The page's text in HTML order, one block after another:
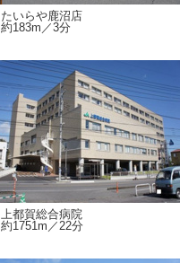
たいらや鹿沼店
約183m／3分
上都賀総合病院
約1751m／22分